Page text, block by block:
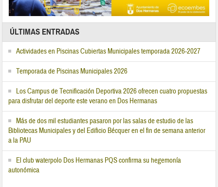
ÚLTIMAS ENTRADAS
Actividades en Piscinas Cubiertas Municipales temporada 2026-2027
Temporada de Piscinas Municipales 2026
Los Campus de Tecnificación Deportiva 2026 ofrecen cuatro propuestas
para disfrutar del deporte este verano en Dos Hermanas
Más de dos mil estudiantes pasaron por las salas de estudio de las
Bibliotecas Municipales y del Edificio Bécquer en el fin de semana anterior
a la PAU
El club waterpolo Dos Hermanas PQS confirma su hegemonía
autonómica